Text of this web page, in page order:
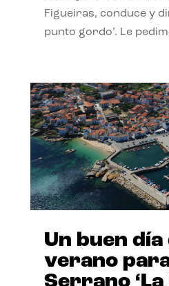
Figueiras, conduce y
punto gordo’. Le
Un buen día
verano